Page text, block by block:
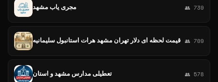
مجری یاب مشهد 👥 739
قیمت لحظه ای دلار تهران مشهد هرات استانبول سلیمانیه 👥 709
تعطیلی مدارس مشهد و استان 👥 578